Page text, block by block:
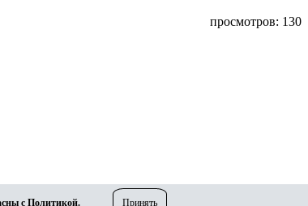
просмотров: 130
с Политикой. Принять